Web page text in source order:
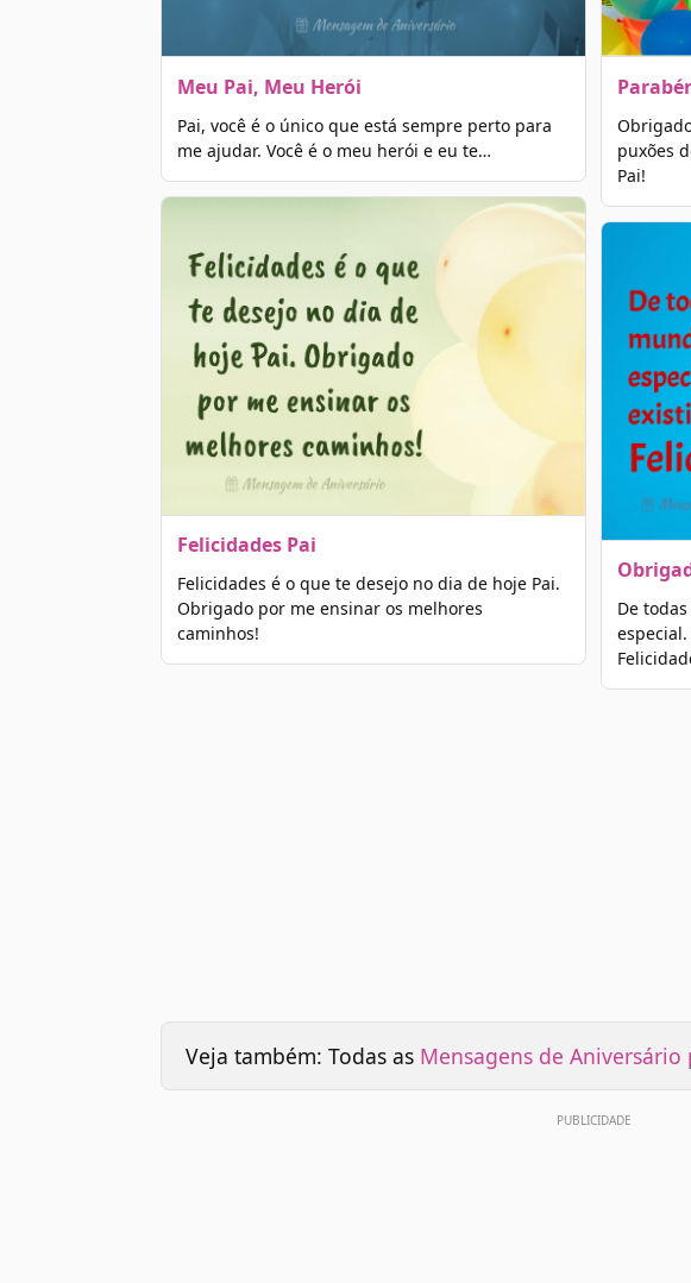
Meu Pai, Meu Herói
Pai, você é o único que está sempre perto para
me ajudar. Você é o meu herói e eu te…
Felicidades Pai
Felicidades é o que te desejo no dia de hoje Pai.
Obrigado por me ensinar os melhores
caminhos!
puxões
Pai!
De
Veja também: Todas as Mensagens de Aniversário